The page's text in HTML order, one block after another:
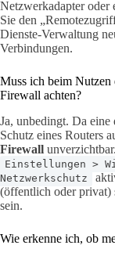
Netzwerkadapter oder
Sie den
Dienste-Verwaltung
Verbindungen.
Muss ich beim
Firewall achten?
Ja, unbedingt. Da
Schutz eines Routers
Firewall
Einstellungen >
Netzwerkschutz
(öffentlich oder privat)
sein.
Wie erkenne ich, ob